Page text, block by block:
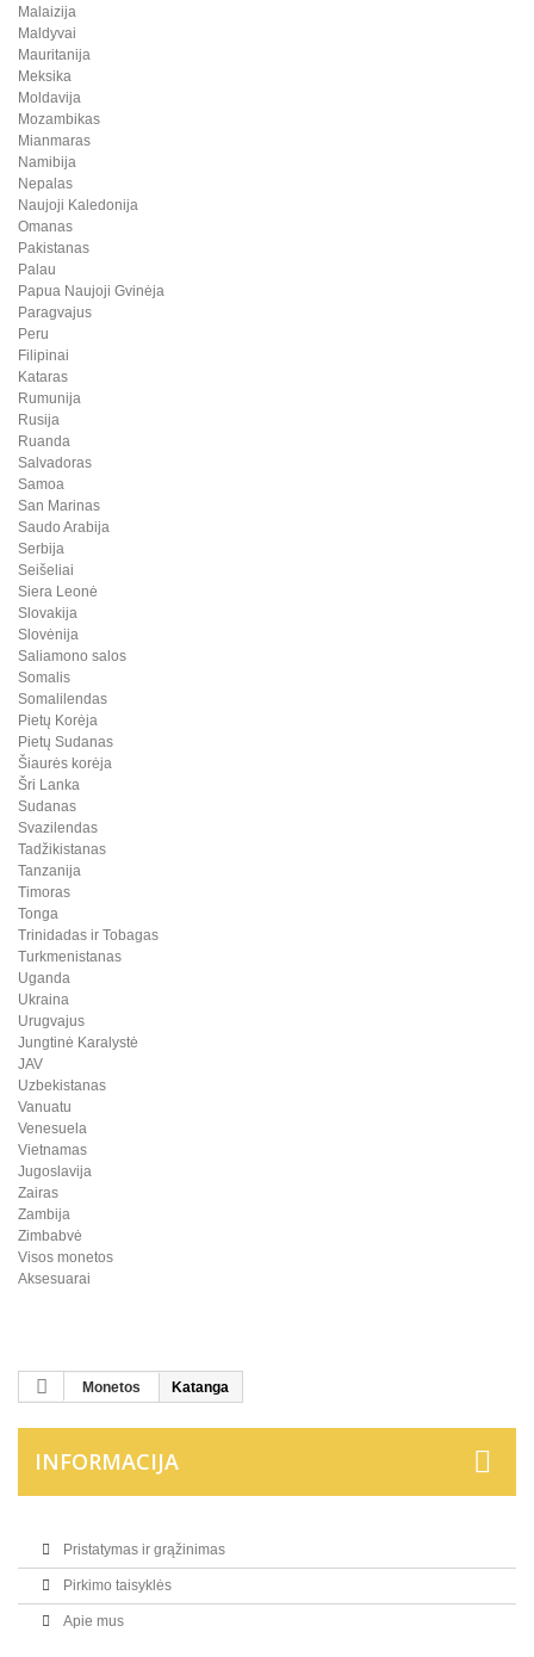
Malaizija
Maldyvai
Mauritanija
Meksika
Moldavija
Mozambikas
Mianmaras
Namibija
Nepalas
Naujoji Kaledonija
Omanas
Pakistanas
Palau
Papua Naujoji Gvinėja
Paragvajus
Peru
Filipinai
Kataras
Rumunija
Rusija
Ruanda
Salvadoras
Samoa
San Marinas
Saudo Arabija
Serbija
Seišeliai
Siera Leonė
Slovakija
Slovėnija
Saliamono salos
Somalis
Somalilendas
Pietų Korėja
Pietų Sudanas
Šiaurės korėja
Šri Lanka
Sudanas
Svazilendas
Tadžikistanas
Tanzanija
Timoras
Tonga
Trinidadas ir Tobagas
Turkmenistanas
Uganda
Ukraina
Urugvajus
Jungtinė Karalystė
JAV
Uzbekistanas
Vanuatu
Venesuela
Vietnamas
Jugoslavija
Zairas
Zambija
Zimbabvė
Visos monetos
Aksesuarai
Monetos Katanga
INFORMACIJA
Pristatymas ir grąžinimas
Pirkimo taisyklės
Apie mus